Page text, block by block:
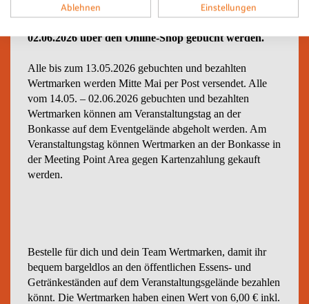
Eventareal kann mit Wertmarken, bar oder mit Karte
02.06.2026 über den Online-Shop gebucht werden.
Alle bis zum 13.05.2026 gebuchten und bezahlten
Wertmarken werden Mitte Mai per Post versendet. Alle
vom 14.05. – 02.06.2026 gebuchten und bezahlten
Wertmarken können am Veranstaltungstag an der
Bonkasse auf dem Eventgelände abgeholt werden. Am
Veranstaltungstag können Wertmarken an der Bonkasse in
der Meeting Point Area gegen Kartenzahlung gekauft
werden.
Bestelle für dich und dein Team Wertmarken, damit ihr
bequem bargeldlos an den öffentlichen Essens- und
Getränkeständen auf dem Veranstaltungsgelände bezahlen
könnt. Die Wertmarken haben einen Wert von 6,00 € inkl.
Ablehnen Einstellungen